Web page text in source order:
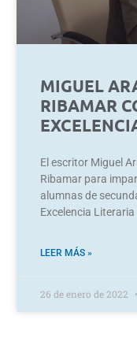
MIGUEL
RIBAMAR
El escritor Miguel
Ribamar para
alumnas de
Excelencia Literaria
LEER MÁS »
26 de enero de 2022